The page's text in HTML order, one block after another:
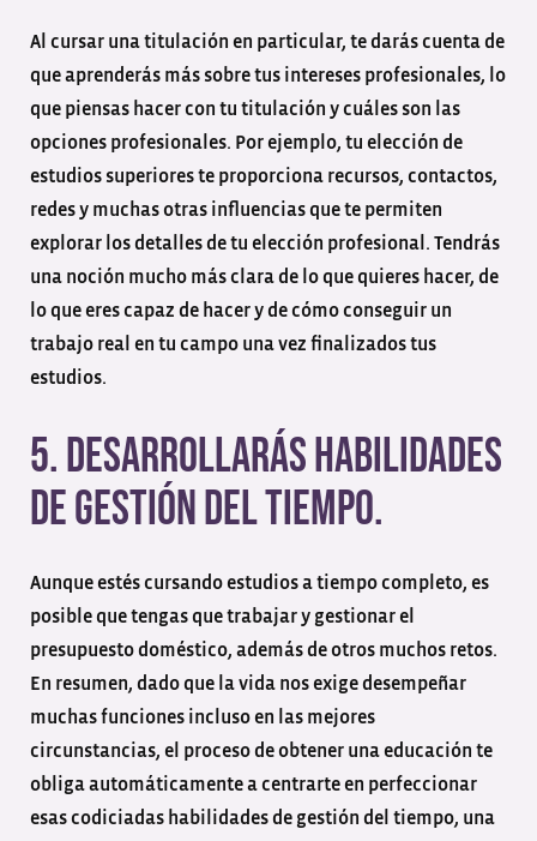
Al cursar una titulación en particular, te darás cuenta de
que aprenderás más sobre tus intereses profesionales, lo
que piensas hacer con tu titulación y cuáles son las
opciones profesionales. Por ejemplo, tu elección de
estudios superiores te proporciona recursos, contactos,
redes y muchas otras influencias que te permiten
explorar los detalles de tu elección profesional. Tendrás
una noción mucho más clara de lo que quieres hacer, de
lo que eres capaz de hacer y de cómo conseguir un
trabajo real en tu campo una vez finalizados tus
estudios.
5. Desarrollarás habilidades
de gestión del tiempo.
Aunque estés cursando estudios a tiempo completo, es
posible que tengas que trabajar y gestionar el
presupuesto doméstico, además de otros muchos retos.
En resumen, dado que la vida nos exige desempeñar
muchas funciones incluso en las mejores
circunstancias, el proceso de obtener una educación te
obliga automáticamente a centrarte en perfeccionar
esas codiciadas habilidades de gestión del tiempo, una